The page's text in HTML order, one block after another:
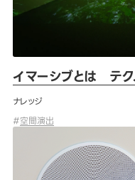
イマーシブとは テ
ナレッジ
#空間演出